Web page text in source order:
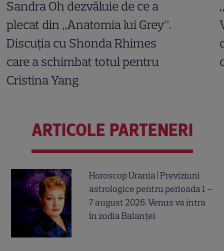
Sandra Oh dezvăluie de ce a
plecat din „Anatomia lui Grey”.
Discuția cu Shonda Rhimes
care a schimbat totul pentru
Cristina Yang
ARTICOLE PARTENERI
Horoscop Urania | Previziuni
astrologice pentru perioada 1 –
7 august 2026. Venus va intra
în zodia Balanței